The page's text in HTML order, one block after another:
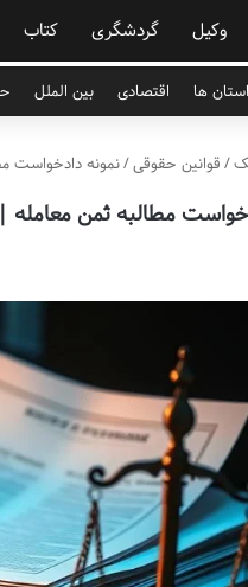
وکیل گردشگری کتاب
استان ها اقتصادی بین الملل
/ قوانین حقوقی/نمونه دادخواست
مطالبه ثمن